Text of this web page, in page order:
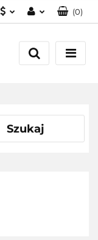
Zaloguj się
Załóż konto
(0)
Szukaj